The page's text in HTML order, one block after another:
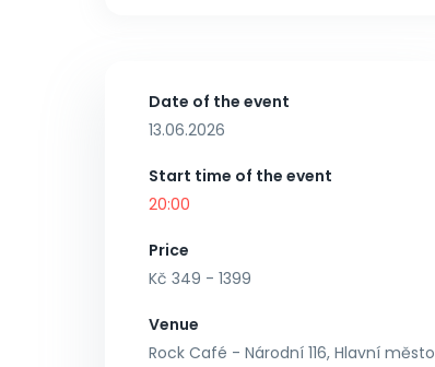
Date of the event
13.06.2026
Start time of the event
20:00
Price
Kč 349 - 1399
Venue
Rock Café - Národní 116, Hlavní město